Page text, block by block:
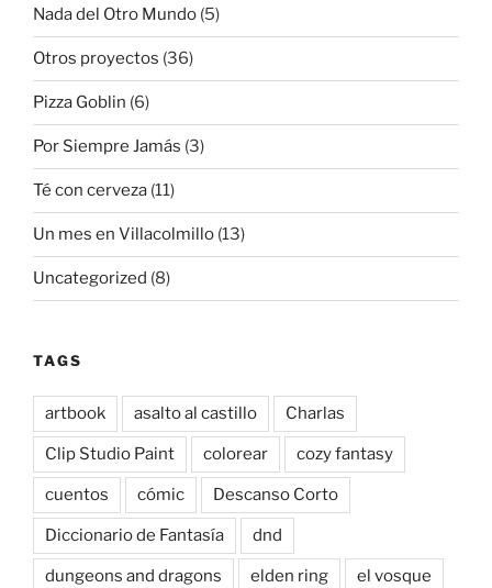
Nada del Otro Mundo (5)
Otros proyectos (36)
Pizza Goblin (6)
Por Siempre Jamás (3)
Té con cerveza (11)
Un mes en Villacolmillo (13)
Uncategorized (8)
TAGS
artbook asalto al castillo Charlas
Clip Studio Paint colorear cozy fantasy
cuentos cómic Descanso Corto
Diccionario de Fantasía dnd
dungeons and dragons elden ring el vosque